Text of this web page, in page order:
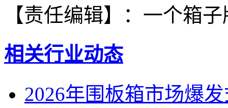
【责任编辑】： 一个箱子
相关行业动态
2026年围板箱市场爆